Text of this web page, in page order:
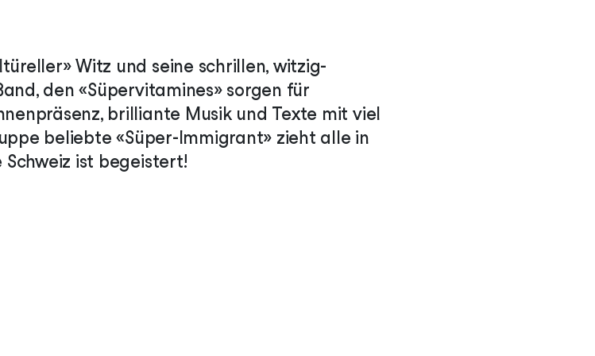
Witz und seine schrillen, witzig-
den «Süpervitamines» sorgen für
brilliante Musik und Texte mit viel
beliebte «Süper-Immigrant» zieht alle in
ist begeistert!